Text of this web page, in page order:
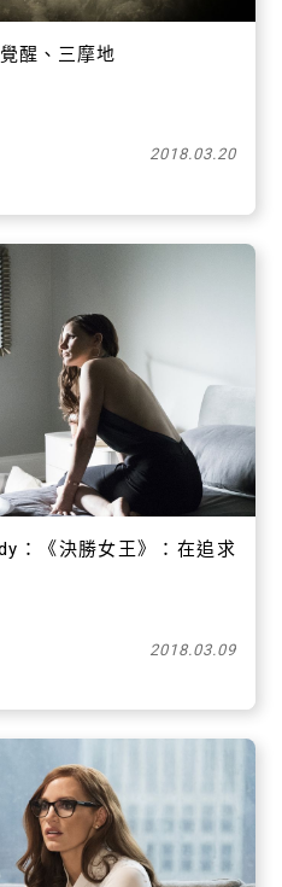
醒、三摩地
2018.03.20
：《決勝女王》：在追求
2018.03.09